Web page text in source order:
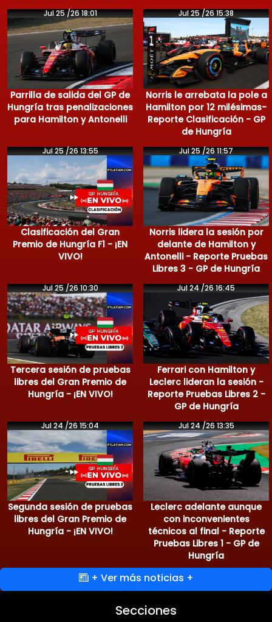
Jul 25 /26 18:01
Parrilla de salida del GP de
Hungría tras penalizaciones
para Hamilton y Antonelli
Jul 25 /26 15:38
Norris le arrebata la pole a
Hamilton por 12 milésimas-
Reporte Clasificación - GP
de Hungría
Jul 25 /26 13:55
Clasificación del Gran
Premio de Hungría F1 - ¡EN
VIVO!
Jul 25 /26 11:57
Norris lidera la sesión por
delante de Hamilton y
Antonelli - Reporte Pruebas
Libres 3 - GP de Hungría
Jul 25 /26 10:30
Tercera sesión de pruebas
libres del Gran Premio de
Hungría - ¡EN VIVO!
Jul 24 /26 16:45
Ferrari con Hamilton y
Leclerc lideran la sesión -
Reporte Pruebas Libres 2 -
GP de Hungría
Jul 24 /26 15:04
Segunda sesión de pruebas
libres del Gran Premio de
Hungría - ¡EN VIVO!
Jul 24 /26 13:35
Leclerc adelante aunque
con inconvenientes
técnicos al final - Reporte
Pruebas Libres 1 - GP de
Hungría
+ Ver más noticias +
Secciones